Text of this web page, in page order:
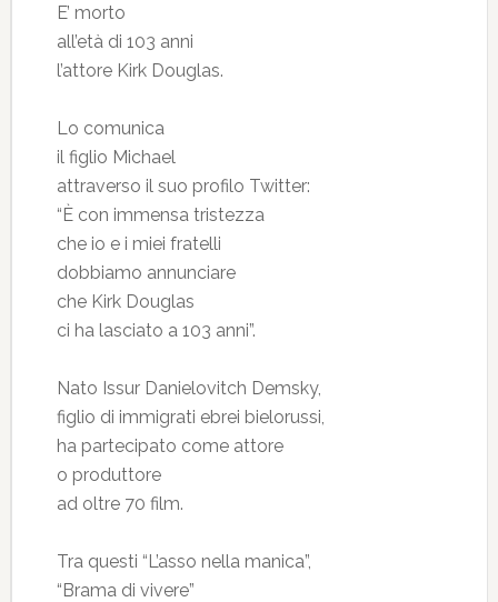
E’ morto
all’età di 103 anni
l’attore Kirk Douglas.
Lo comunica
il figlio Michael
attraverso il suo profilo Twitter:
“È con immensa tristezza
che io e i miei fratelli
dobbiamo annunciare
che Kirk Douglas
ci ha lasciato a 103 anni”.
Nato Issur Danielovitch Demsky,
figlio di immigrati ebrei bielorussi,
ha partecipato come attore
o produttore
ad oltre 70 film.
Tra questi “L’asso nella manica”,
“Brama di vivere”